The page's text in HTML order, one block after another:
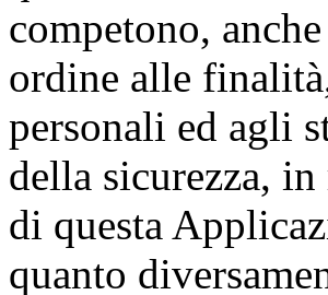
competono,
ordine alle
personali ed agli
della sicurezza,
di questa
quanto